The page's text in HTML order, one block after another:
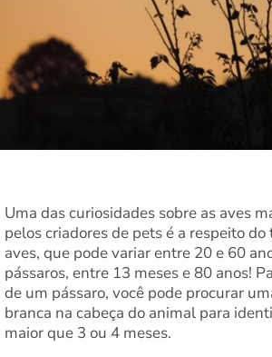
Uma das curiosidades sobre as aves
pelos criadores de pets é a respeito
aves, que pode variar entre 20 e 60
pássaros, entre 13 meses e 80 anos!
de um pássaro, você pode procurar
branca na cabeça do animal para
maior que 3 ou 4 meses.